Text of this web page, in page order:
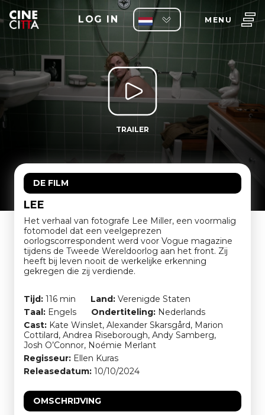
LOG IN MENU
TRAILER
DE FILM
LEE
Het verhaal van fotografe Lee Miller, een voormalig
fotomodel dat een veelgeprezen
oorlogscorrespondent werd voor Vogue magazine
tijdens de Tweede Wereldoorlog aan het front. Zij
heeft bij leven nooit de werkelijke erkenning
gekregen die zij verdiende.
Tijd: 116 min Land: Verenigde Staten
Taal: Engels Ondertiteling: Nederlands
Cast: Kate Winslet, Alexander Skarsgård, Marion
Cottilard, Andrea Riseborough, Andy Samberg,
Josh O’Connor, Noémie Merlant
Regisseur: Ellen Kuras
Releasedatum: 10/10/2024
OMSCHRIJVING